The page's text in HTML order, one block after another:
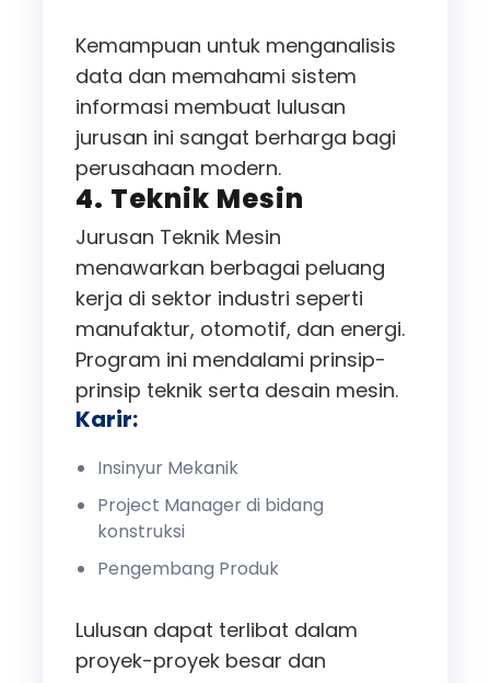
Kemampuan untuk menganalisis
data dan memahami sistem
informasi membuat lulusan
jurusan ini sangat berharga bagi
perusahaan modern.
4. Teknik Mesin
Jurusan Teknik Mesin
menawarkan berbagai peluang
kerja di sektor industri seperti
manufaktur, otomotif, dan energi.
Program ini mendalami prinsip-
prinsip teknik serta desain mesin.
Karir:
Insinyur Mekanik
Project Manager di bidang
konstruksi
Pengembang Produk
Lulusan dapat terlibat dalam
proyek-proyek besar dan